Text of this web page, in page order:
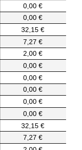
0,00 €
0,00 €
32,15 €
7,27 €
2,00 €
0,00 €
0,00 €
0,00 €
0,00 €
0,00 €
32,15 €
7,27 €